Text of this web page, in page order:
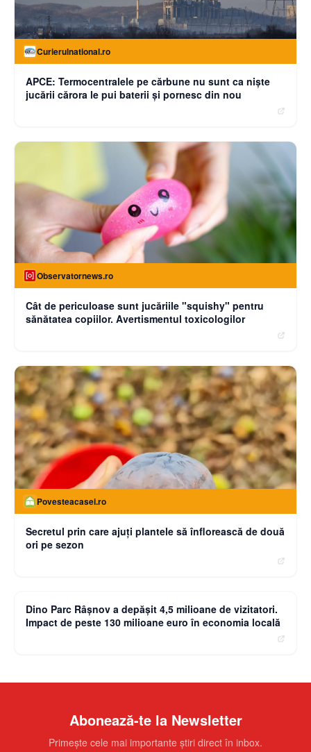
Curierulnational.ro
APCE: Termocentralele pe cărbune nu sunt ca niște
jucării cărora le pui baterii și pornesc din nou
Observatornews.ro
Cât de periculoase sunt jucăriile "squishy" pentru
sănătatea copiilor. Avertismentul toxicologilor
Povesteacasei.ro
Secretul prin care ajuți plantele să înflorească de două
ori pe sezon
Dino Parc Râșnov a depășit 4,5 milioane de vizitatori.
Impact de peste 130 milioane euro în economia locală
Abonează-te la Newsletter
Primește cele mai importante știri direct în inbox.